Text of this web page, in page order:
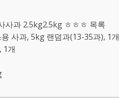
사과 2.5kg2.5kg ㅎㅎㅎ 목록
사과, 5kg 랜덤과(13-35과), 1개
1개